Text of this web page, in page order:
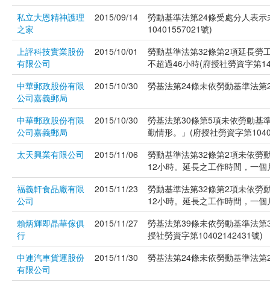
私立大恩精神護理
之家
2015/09/14
勞動基準法第24條受處分人表
10401557021號)
上評科技實業股份
有限公司
2015/10/01
勞動基準法第32條第2項延長勞
不超過46小時(府授社勞資字第
中華郵政股份有限
公司嘉義郵局
2015/10/30 勞基法第24條未依勞動基準法
中華郵政股份有限
公司嘉義郵局
2015/10/30
勞基法第30條第5項未依勞動基
勤情形。」(府授社勞資字第
太天興業有限公司
2015/11/06
勞動基準法第32條第2項未依勞
12小時。延長之工作時間，一
福義軒食品廠有限
公司
2015/11/23
勞動基準法第32條第2項未依勞
12小時。延長之工作時間，一
賴炳輝即晶華傢俱
行
2015/11/27
勞基法第39條未依勞動基準法
授社勞資字第10402142431號)
中連汽車貨運股份
有限公司
2015/11/30 勞基法第24條未依勞動基準法